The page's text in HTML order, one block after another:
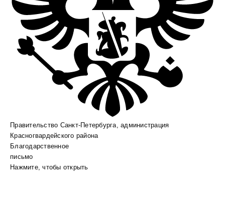
Правительство Санкт-Петербурга, администрация
Красногвардейского района
Благодарственное
письмо
Нажмите, чтобы открыть